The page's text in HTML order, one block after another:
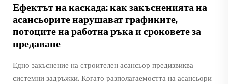
Ефектът на каскада: как закъсненията на
асансьорите нарушават графиките,
потоците на работна ръка и сроковете за
предаване
Едно закъснение на строителен асансьор предизвиква
системни задръжки. Когато разполагаемостта на асансьори